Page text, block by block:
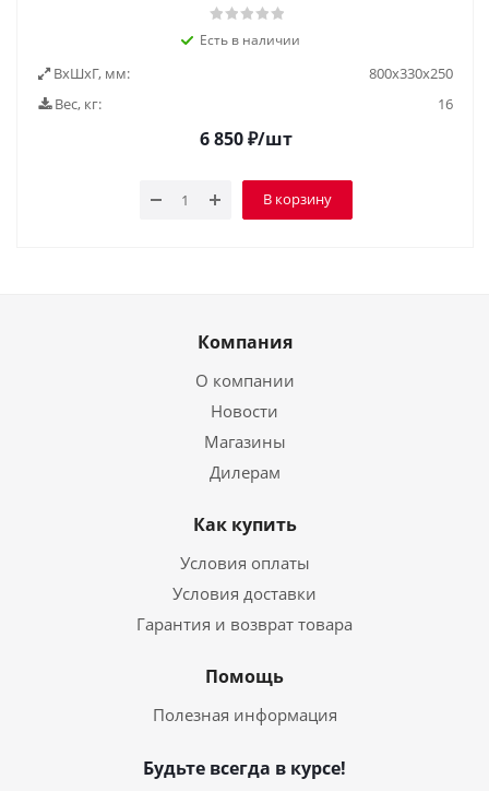
Есть в наличии
ВxШxГ, мм:
800х330х250
Вес, кг:
16
6 850₽/шт
В корзину
Компания
О компании
Новости
Магазины
Дилерам
Как купить
Условия оплаты
Условия доставки
Гарантия и возврат товара
Помощь
Полезная информация
Будьте всегда в курсе!